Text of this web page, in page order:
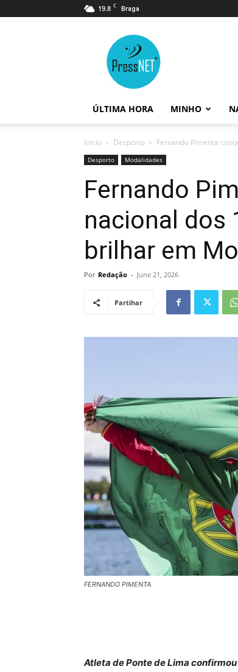
19.8 C Braga
ÚLTIMA HORA MINHO
Início Desporto Fernando Pimenta
Desporto Modalidades
Fernando
nacional dos
brilhar em
Por Redação - June 21, 2026
Partihar
FERNANDO PIMENTA
Atleta de Ponte de Lima